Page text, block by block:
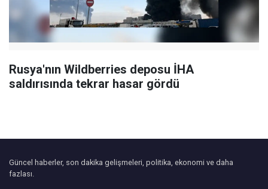
Rusya'nın Wildberries deposu İHA
saldırısında tekrar hasar gördü
Güncel haberler, son dakika gelişmeleri, politika, ekonomi ve daha
fazlası.